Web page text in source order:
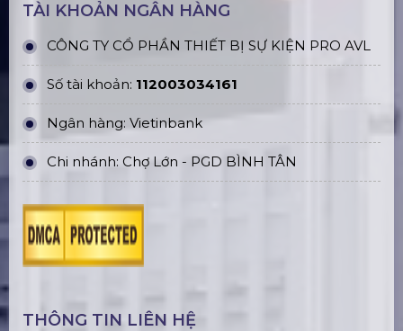
TÀI KHOẢN NGÂN HÀNG
CÔNG TY CỔ PHẦN THIẾT BỊ SỰ KIỆN PRO AVL
Số tài khoản: 112003034161
Ngân hàng: Vietinbank
Chi nhánh: Chợ Lớn - PGD BÌNH TÂN
THÔNG TIN LIÊN HỆ